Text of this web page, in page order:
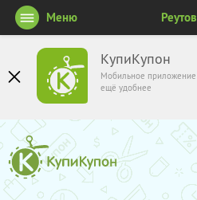
КупиКупон
Мобильное приложение
ещё удобнее
Меню Реутов